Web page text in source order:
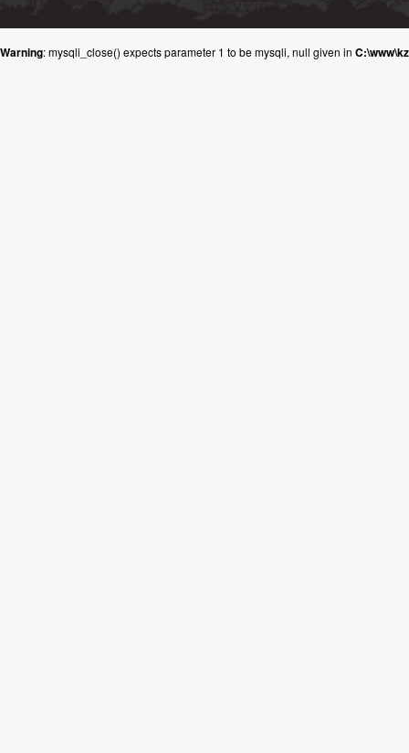
Warning: mysqli_close() expects parameter 1 to be mysqli, null given in